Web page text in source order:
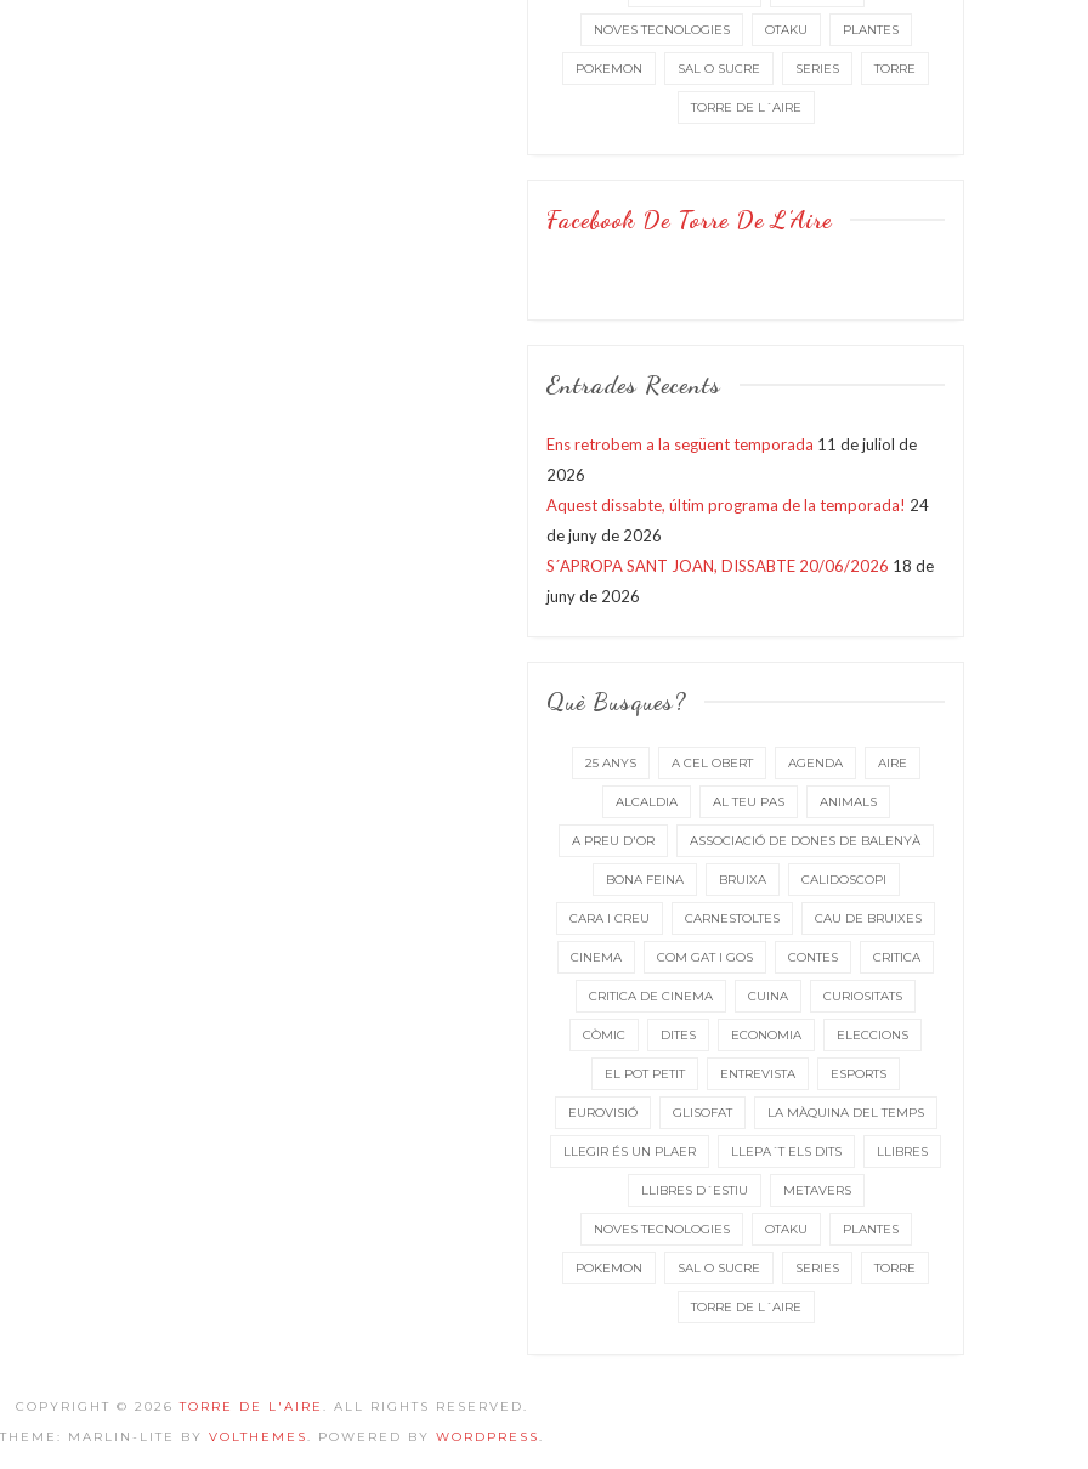
NOVES TECNOLOGIES OTAKU PLANTES
POKEMON SAL O SUCRE SERIES TORRE
TORRE DE L´AIRE
Facebook De Torre De L’Aire
Entrades Recents
Ens retrobem a la següent temporada 11 de juliol de
2026
Aquest dissabte, últim programa de la temporada! 24
de juny de 2026
S´APROPA SANT JOAN, DISSABTE 20/06/2026 18 de
juny de 2026
Què Busques?
25 ANYS A CEL OBERT AGENDA AIRE
ALCALDIA AL TEU PAS ANIMALS
A PREU D'OR ASSOCIACIÓ DE DONES DE BALENYÀ
BONA FEINA BRUIXA CALIDOSCOPI
CARA I CREU CARNESTOLTES CAU DE BRUIXES
CINEMA COM GAT I GOS CONTES CRITICA
CRITICA DE CINEMA CUINA CURIOSITATS
CÒMIC DITES ECONOMIA ELECCIONS
EL POT PETIT ENTREVISTA ESPORTS
EUROVISIÓ GLISOFAT LA MÀQUINA DEL TEMPS
LLEGIR ÉS UN PLAER LLEPA´T ELS DITS LLIBRES
LLIBRES D´ESTIU METAVERS
NOVES TECNOLOGIES OTAKU PLANTES
POKEMON SAL O SUCRE SERIES TORRE
TORRE DE L´AIRE
COPYRIGHT © 2026TORRE DE L'AIRE . ALL RIGHTS RESERVED.
THEME: MARLIN-LITE BY VOLTHEMES. POWERED BY WORDPRESS.